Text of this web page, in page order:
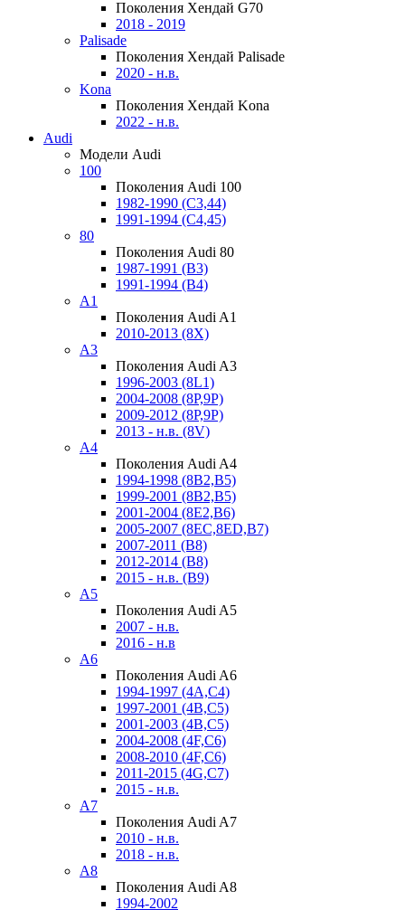
Поколения Хендай G70
2018 - 2019
Palisade
Поколения Хендай Palisade
2020 - н.в.
Kona
Поколения Хендай Kona
2022 - н.в.
Audi
Модели Audi
100
Поколения Audi 100
1982-1990 (С3,44)
1991-1994 (С4,45)
80
Поколения Audi 80
1987-1991 (B3)
1991-1994 (B4)
A1
Поколения Audi A1
2010-2013 (8X)
A3
Поколения Audi A3
1996-2003 (8L1)
2004-2008 (8P,9P)
2009-2012 (8P,9P)
2013 - н.в. (8V)
A4
Поколения Audi A4
1994-1998 (8B2,B5)
1999-2001 (8B2,B5)
2001-2004 (8E2,B6)
2005-2007 (8EC,8ED,B7)
2007-2011 (B8)
2012-2014 (B8)
2015 - н.в. (B9)
A5
Поколения Audi A5
2007 - н.в.
2016 - н.в
A6
Поколения Audi A6
1994-1997 (4A,C4)
1997-2001 (4B,C5)
2001-2003 (4B,C5)
2004-2008 (4F,C6)
2008-2010 (4F,C6)
2011-2015 (4G,C7)
2015 - н.в.
A7
Поколения Audi A7
2010 - н.в.
2018 - н.в.
A8
Поколения Audi A8
1994-2002